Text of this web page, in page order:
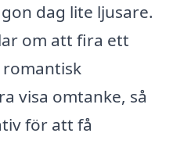
dag lite ljusare.
om att fira ett
romantisk
visa omtanke, så
för att få